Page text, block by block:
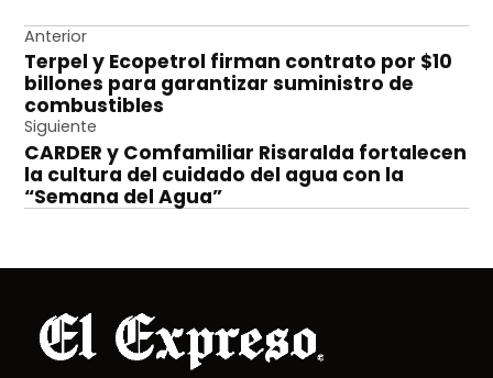
Navegación
de
entradas
Anterior
Terpel y Ecopetrol firman contrato por $10
billones para garantizar suministro de
combustibles
Siguiente
CARDER y Comfamiliar Risaralda fortalecen
la cultura del cuidado del agua con la
“Semana del Agua”